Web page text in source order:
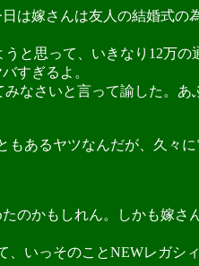
は嫁さんは友人の結婚式の
と思って、いきなり12万の
すぎるよ。
なさいと言って諭した。あ
あるヤツなんだが、久々に
のかもしれん。しかも嫁さ
いっそのことNEWレガシ